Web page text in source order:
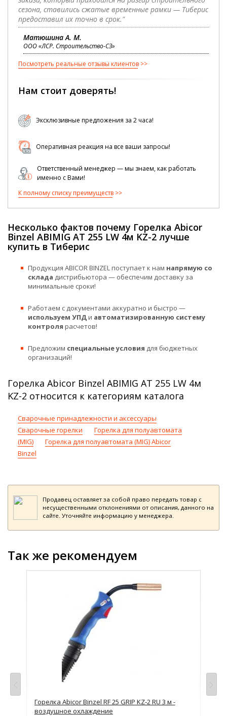
сезона, ставились сжатые временные рамки — Тиберис
предоставил их точно в срок."
Матюшина А. М.
ООО «ЛСР. Строительство-СЗ»
Посмотреть реальные отзывы клиентов
Нам стоит доверять!
Эксклюзивные предложения за 2 часа!
Оперативная реакция на все ваши запросы!
Ответственный менеджер — мы знаем, как работать
именно с Вами!
К полному списку преимуществ
Несколько фактов почему Горелка Abicor
Binzel ABIMIG AT 255 LW 4м KZ-2 лучше
купить в Тиберис
Продукция ABICOR BINZEL поступает к нам напрямую со
склада дистрибьютора — обеспечим доставку за
минимальные сроки!
Работаем с документами аккуратно и быстро —
используем УПДи автоматизированную систему
контроля расчетов!
Предложим специальные условия для бюджетных
организаций!
Горелка Abicor Binzel ABIMIG AT 255 LW 4м
KZ-2 относится к категориям каталога
Сварочные принадлежности и аксессуары
Сварочные горелки
Горелка для полуавтомата
(MIG)
Горелка для полуавтомата (MIG) Abicor
Binzel
Продавец оставляет за собой право передать товар с
несущественными отклонениями от описания, данного на
сайте. Уточняйте информацию у менеджера.
Так же рекомендуем
Горелка Abicor Binzel RF 25 GRIP KZ-2 RU 3 м -
воздушное охлаждение